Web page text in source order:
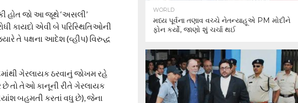
હોત જો આ જૂથે ‘અસલી’
કાયદો એવી બે પરિસ્થિતિઓની
તે પક્ષના આદેશ (વ્હીપ) વિરુદ્ધ
ગેરલાયક ઠરવાનું જોખમ રહે
છે તો તેઓ કાનૂની રીતે ગેરલાયક
બહુમતી કરતાં વધુ છે), જેના
WORLD
મધ્ય પૂર્વના તણાવ વચ્ચે નેતન્યાહૂએ PM મોદીને
ફોન કર્યો, જાણો શું ચર્ચા થઈ